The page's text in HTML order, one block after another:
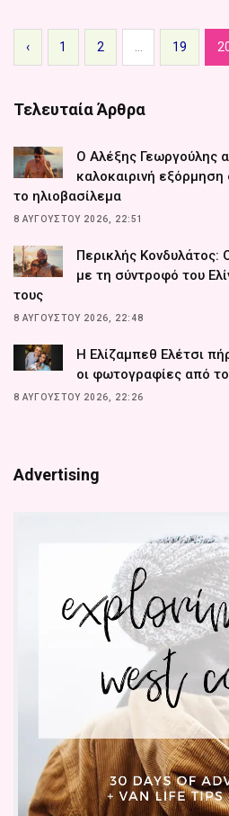
‹ 1 2 ... 19
Τελευταία Άρθρα
Ο Αλέξης Γεωργούλης
καλοκαιρινή
το ηλιοβασίλεμα
8 ΑΥΓΟΎΣΤΟΥ 2026, 22:51
Περικλής
με τη σύντροφό του
τους
8 ΑΥΓΟΎΣΤΟΥ 2026, 22:48
Η Ελίζαμπεθ Ελέτσι
οι φωτογραφίες από
8 ΑΥΓΟΎΣΤΟΥ 2026, 22:26
Advertising